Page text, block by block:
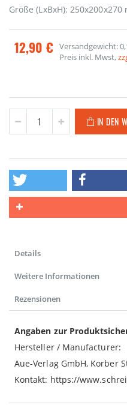
Größe (LxBxH): 250x200x270
12,90 € Versandgewicht:
Preis inkl. Mwst,
IN DEN
Details
Weitere Informationen
Rezensionen
Angaben zur
Hersteller / Manufacturer:
Aue-Verlag GmbH, Korber
Kontakt: https://